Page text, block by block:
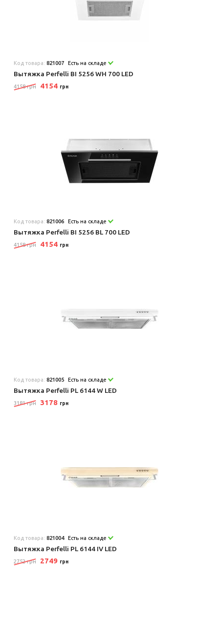
Код товара:821007 Есть на складе
Вытяжка Perfelli BI 5256 WH 700 LED
4158 грн 4154 грн
Код товара:821006 Есть на складе
Вытяжка Perfelli BI 5256 BL 700 LED
4158 грн 4154 грн
Код товара:821005 Есть на складе
Вытяжка Perfelli PL 6144 W LED
3181 грн 3178 грн
Код товара:821004 Есть на складе
Вытяжка Perfelli PL 6144 IV LED
2752 грн 2749 грн